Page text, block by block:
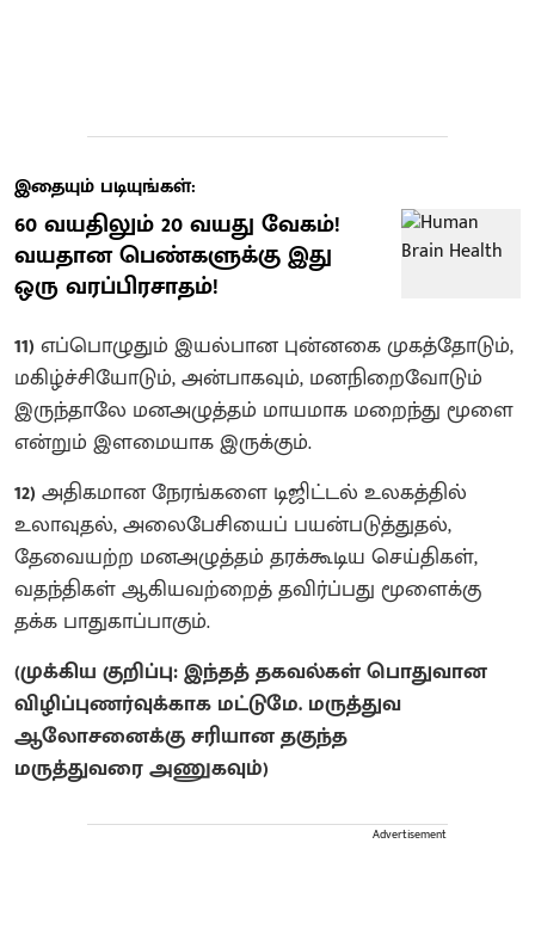
இதையும் படியுங்கள்:
60 வயதிலும் 20 வயது வேகம்!
வயதான பெண்களுக்கு இது
ஒரு வரப்பிரசாதம்!
11) எப்பொழுதும் இயல்பான புன்னகை முகத்தோடும்,
மகிழ்ச்சியோடும், அன்பாகவும், மனநிறைவோடும்
இருந்தாலே மனஅழுத்தம் மாயமாக மறைந்து மூளை
என்றும் இளமையாக இருக்கும்.
12) அதிகமான நேரங்களை டிஜிட்டல் உலகத்தில்
உலாவுதல், அலைபேசியைப் பயன்படுத்துதல்,
தேவையற்ற மனஅழுத்தம் தரக்கூடிய செய்திகள்,
வதந்திகள் ஆகியவற்றைத் தவிர்ப்பது மூளைக்கு
தக்க பாதுகாப்பாகும்.
(முக்கிய குறிப்பு: இந்தத் தகவல்கள் பொதுவான
விழிப்புணர்வுக்காக மட்டுமே. மருத்துவ
ஆலோசனைக்கு சரியான தகுந்த
மருத்துவரை அணுகவும்)
Advertisement